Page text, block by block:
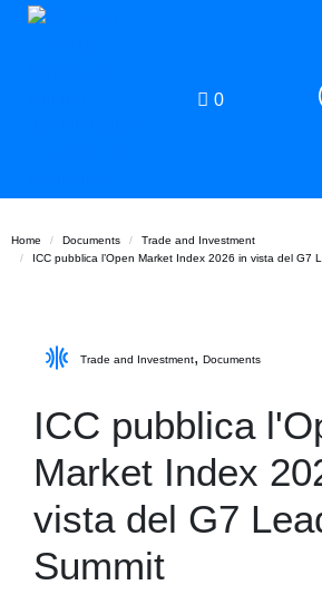
0
Home Documents
Trade and Investment
ICC pubblica l’Open Market Index 2026 in vista del G7
Trade and Investment, Documents
ICC pubblica
Market Index
vista del G7
Summit